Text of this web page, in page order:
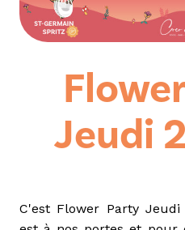
Jeudi
C'est Flower Party Jeudi